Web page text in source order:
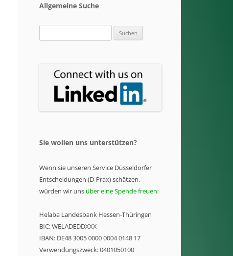
Allgemeine Suche
nach:
Sie wollen uns unterstützen?
Wenn sie unseren Service Düsseldorfer
Entscheidungen (D-Prax) schätzen,
würden wir uns über eine Spende freuen:
Helaba Landesbank Hessen-Thüringen
BIC: WELADEDDXXX
IBAN: DE48 3005 0000 0004 0148 17
Verwendungszweck: 0401050100